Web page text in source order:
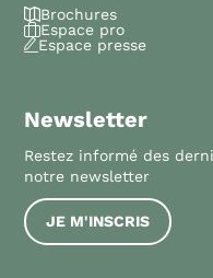
Brochures
Espace pro
Espace presse
Newsletter
Restez informé des
notre newsletter
JE M'INSCRIS